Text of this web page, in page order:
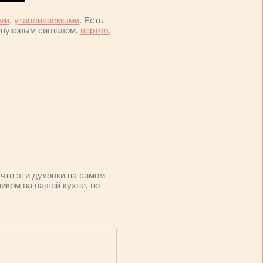
, утапливаемыми. Есть
сигналом, вертел,
эти духовки на самом
на вашей кухне, но